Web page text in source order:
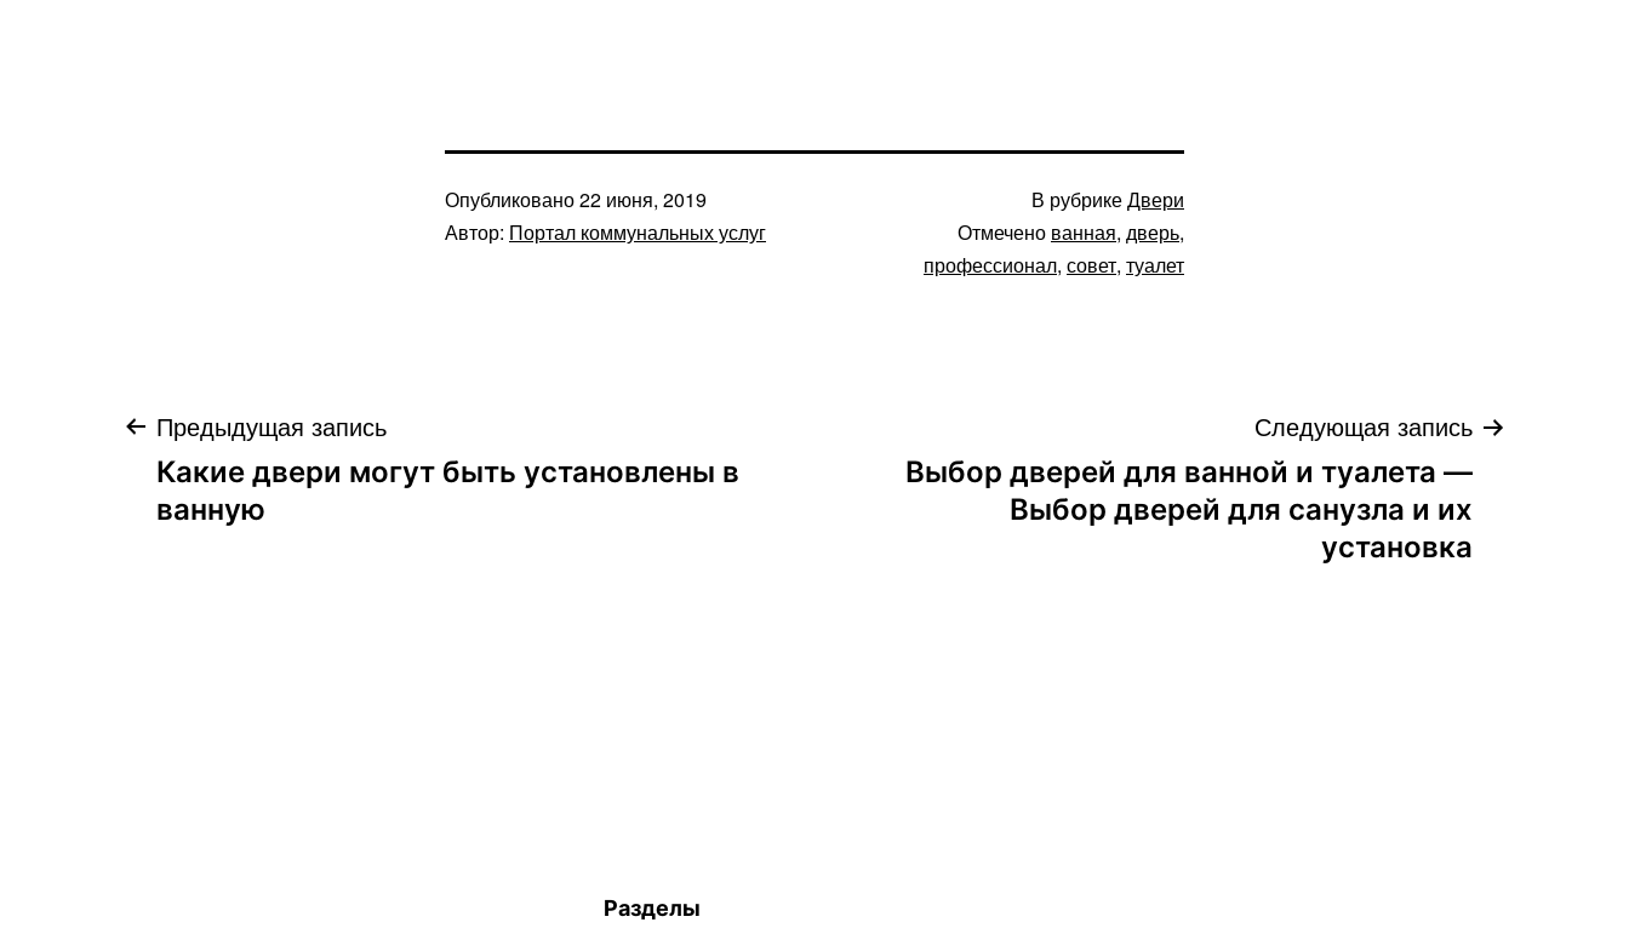
Опубликовано22 июня, 2019
Автор: Портал коммунальных услуг
В рубрикеДвери
Отмечено ванная, дверь,
профессионал, совет, туалет
Навигация
по
Предыдущая запись
Какие двери могут быть установлены в
ванную
Следующая запись
Выбор дверей для ванной и туалета —
Выбор дверей для санузла и их
установка
Разделы